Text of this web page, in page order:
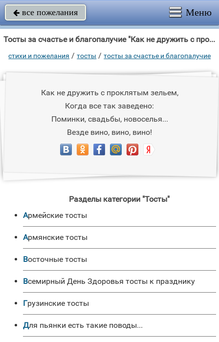
 все пожелания Меню
Тосты за счастье и благопалучие "Как не дружить с проклятым зельем, Когда все так заведено: Поминки, свадьбы,"
стихи и пожелания /тосты /тосты за счастье и благопалучие
Как не дружить с проклятым зельем,
Когда все так заведено:
Поминки, свадьбы, новоселья...
Везде вино, вино, вино!
Разделы категории "Тосты"
Армейские тосты
Армянские тосты
Восточные тосты
Всемирный День Здоровья тосты к празднику
Грузинские тосты
Для пьянки есть такие поводы...